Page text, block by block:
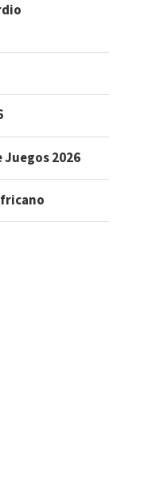
Juegos 2026